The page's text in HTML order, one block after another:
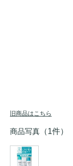
旧商品はこちら
商品写真 （1件）